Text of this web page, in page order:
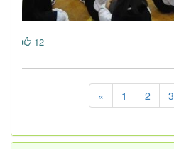
12
« 1 2 3